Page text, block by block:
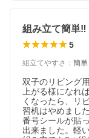
組み立て簡単‼️
5
組立てやすさ ： 簡単
双子のリビング
上がる様になれ
くなったら、リ
習机はやめまし
番号シールが貼
出来ました。軽